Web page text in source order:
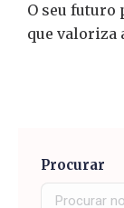
O seu futuro
que valoriza
Procurar